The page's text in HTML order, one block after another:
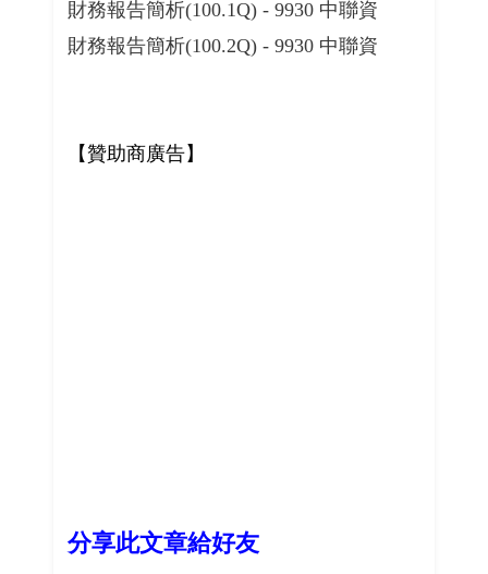
財務報告簡析(100.1Q) - 9930 中聯資
財務報告簡析(100.2Q) - 9930 中聯資
【贊助商廣告】
分享此文章給好友